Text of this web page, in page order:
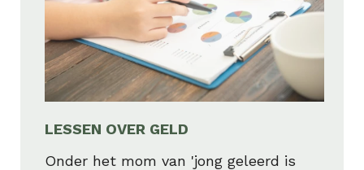
LESSEN OVER GELD
Onder het mom van 'jong geleerd is